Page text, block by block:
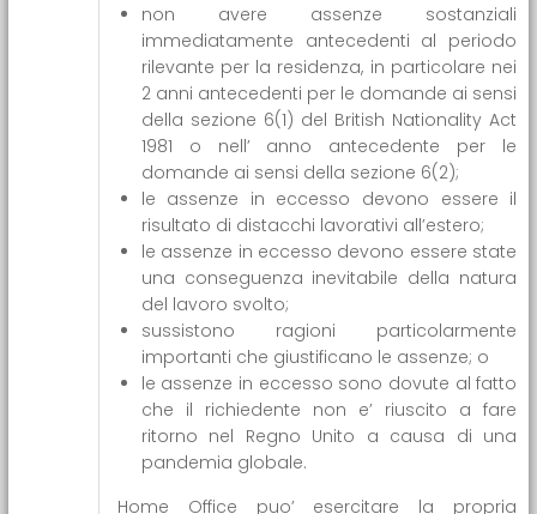
non avere assenze sostanziali
immediatamente antecedenti al periodo
rilevante per la residenza, in particolare nei
2 anni antecedenti per le domande ai sensi
della sezione 6(1) del British Nationality Act
1981 o nell’ anno antecedente per le
domande ai sensi della sezione 6(2);
le assenze in eccesso devono essere il
risultato di distacchi lavorativi all’estero;
le assenze in eccesso devono essere state
una conseguenza inevitabile della natura
del lavoro svolto;
sussistono ragioni particolarmente
importanti che giustificano le assenze; o
le assenze in eccesso sono dovute al fatto
che il richiedente non e’ riuscito a fare
ritorno nel Regno Unito a causa di una
pandemia globale.
Home Office puo’ esercitare la propria